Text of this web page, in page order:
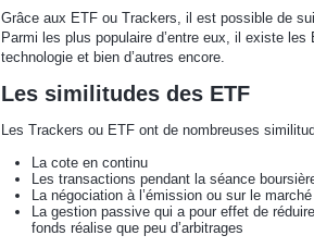
Grâce aux ETF ou Trackers, il est possible de
Parmi les plus populaire d’entre eux, il existe
technologie et bien d’autres encore.
Les similitudes des ETF
Les Trackers ou ETF ont de nombreuses
La cote en continu
Les transactions pendant la séance
La négociation à l’émission ou sur le
La gestion passive qui a pour effet de
fonds réalise que peu d’arbitrages